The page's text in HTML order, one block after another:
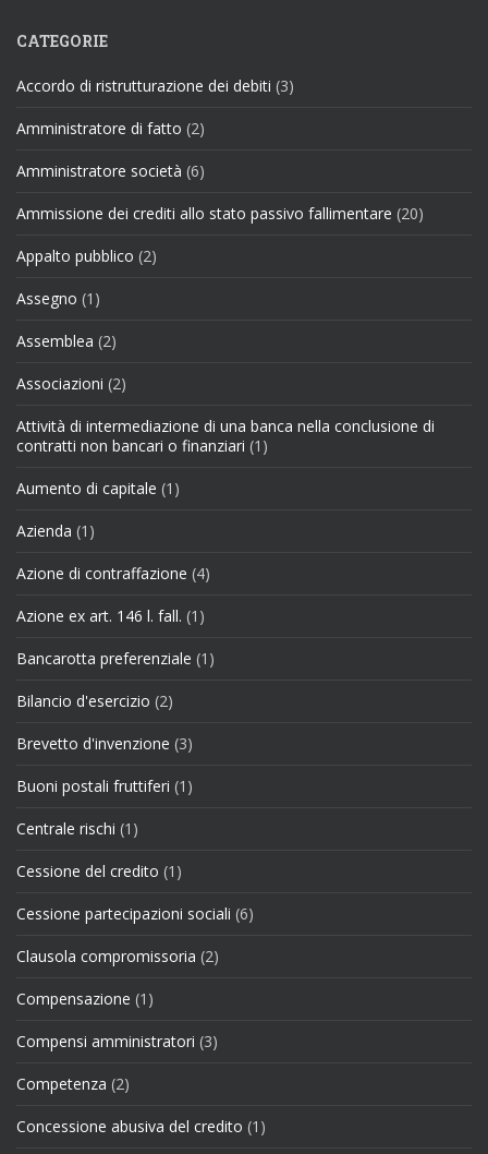
CATEGORIE
Accordo di ristrutturazione dei debiti (3)
Amministratore di fatto (2)
Amministratore società (6)
Ammissione dei crediti allo stato passivo fallimentare (20)
Appalto pubblico (2)
Assegno (1)
Assemblea (2)
Associazioni (2)
Attività di intermediazione di una banca nella conclusione di
contratti non bancari o finanziari (1)
Aumento di capitale (1)
Azienda (1)
Azione di contraffazione (4)
Azione ex art. 146 l. fall. (1)
Bancarotta preferenziale (1)
Bilancio d'esercizio (2)
Brevetto d'invenzione (3)
Buoni postali fruttiferi (1)
Centrale rischi (1)
Cessione del credito (1)
Cessione partecipazioni sociali (6)
Clausola compromissoria (2)
Compensazione (1)
Compensi amministratori (3)
Competenza (2)
Concessione abusiva del credito (1)